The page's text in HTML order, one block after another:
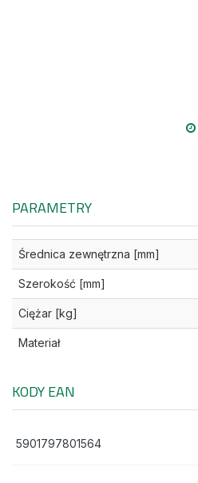
PARAMETRY
Średnica zewnętrzna [mm]
Szerokość [mm]
Ciężar [kg]
Materiał
KODY EAN
5901797801564